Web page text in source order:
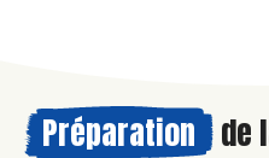
Préparation de